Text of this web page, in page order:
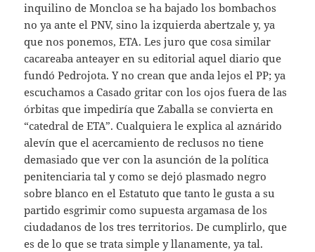
inquilino de Moncloa se ha bajado los bombachos
no ya ante el PNV, sino la izquierda abertzale y, ya
que nos ponemos, ETA. Les juro que cosa similar
cacareaba anteayer en su editorial aquel diario que
fundó Pedrojota. Y no crean que anda lejos el PP; ya
escuchamos a Casado gritar con los ojos fuera de las
órbitas que impediría que Zaballa se convierta en
“catedral de ETA”. Cualquiera le explica al aznárido
alevín que el acercamiento de reclusos no tiene
demasiado que ver con la asunción de la política
penitenciaria tal y como se dejó plasmado negro
sobre blanco en el Estatuto que tanto le gusta a su
partido esgrimir como supuesta argamasa de los
ciudadanos de los tres territorios. De cumplirlo, que
es de lo que se trata simple y llanamente, ya tal.